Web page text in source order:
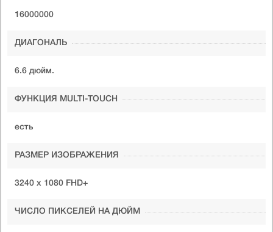
16000000
ДИАГОНАЛЬ
6.6 дюйм.
ФУНКЦИЯ MULTI-TOUCH
есть
РАЗМЕР ИЗОБРАЖЕНИЯ
3240 х 1080 FHD+
ЧИСЛО ПИКСЕЛЕЙ НА ДЮЙМ